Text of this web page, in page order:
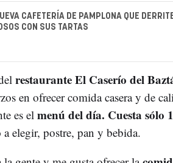
CAFETERÍA DE PAMPLONA QUE
CON SUS TARTAS
restaurante El Caserío del
en ofrecer comida casera y de
es el menú del día. Cuesta sólo
elegir, postre, pan y bebida.